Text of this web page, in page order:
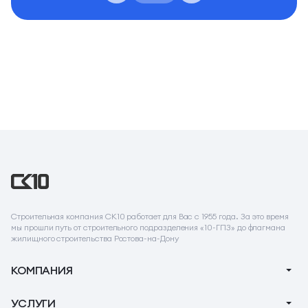
Строительная компания СК10 работает для Вас с 1955 года. За это время
мы прошли путь от строительного подразделения «10-ГПЗ» до флагмана
жилищного строительства Ростова-на-Дону
КОМПАНИЯ
О компании
УСЛУГИ